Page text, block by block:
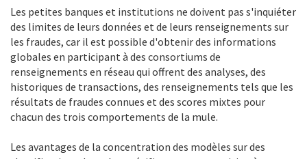
Les petites banques et institutions ne doivent pas s'inquiéter
des limites de leurs données et de leurs renseignements sur
les fraudes, car il est possible d'obtenir des informations
globales en participant à des consortiums de
renseignements en réseau qui offrent des analyses, des
historiques de transactions, des renseignements tels que les
résultats de fraudes connues et des scores mixtes pour
chacun des trois comportements de la mule.
Les avantages de la concentration des modèles sur des